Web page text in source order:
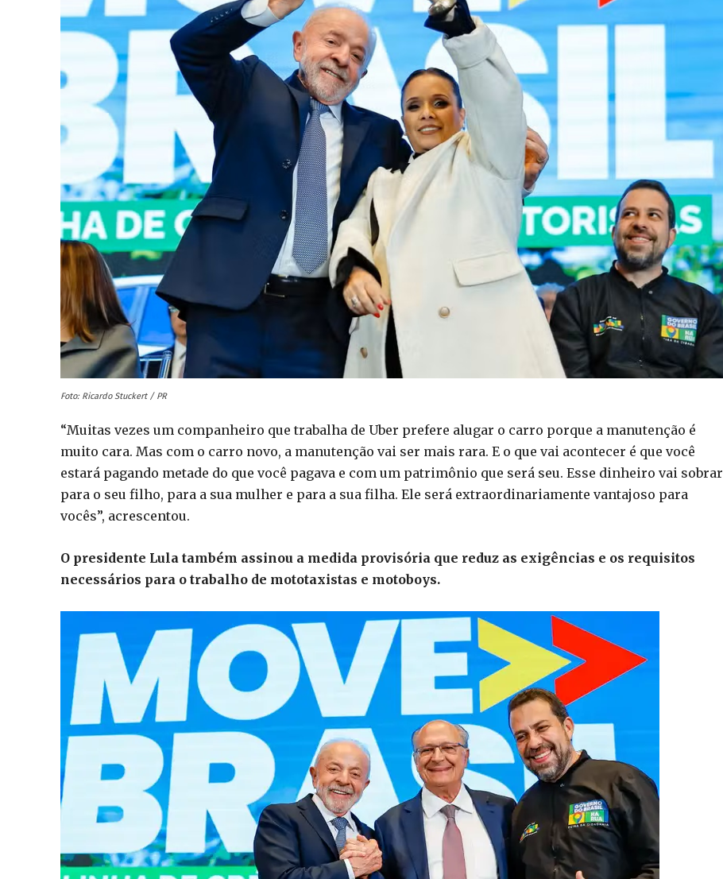
Foto: Ricardo Stuckert / PR
“Muitas vezes um companheiro que trabalha de Uber prefere alugar o carro porque a manutenção é
muito cara. Mas com o carro novo, a manutenção vai ser mais rara. E o que vai acontecer é que você
estará pagando metade do que você pagava e com um patrimônio que será seu. Esse dinheiro vai sobrar
para o seu filho, para a sua mulher e para a sua filha. Ele será extraordinariamente vantajoso para
vocês”, acrescentou.
O presidente Lula também assinou a medida provisória que reduz as exigências e os requisitos
necessários para o trabalho de mototaxistas e motoboys.